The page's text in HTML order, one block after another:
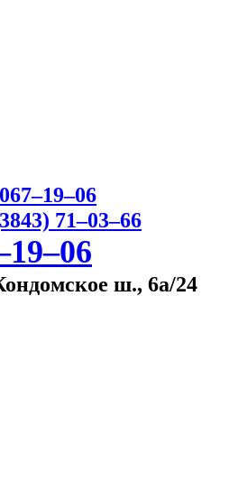
71‒03‒66
ш., 6а/24